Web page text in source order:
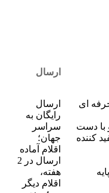
ارسال
ای
با دست
کننده
ارسال
رایگان به
سراسر
جهان؛
اقلام آماده
ارسال در 2
هفته،
اقلام دیگر